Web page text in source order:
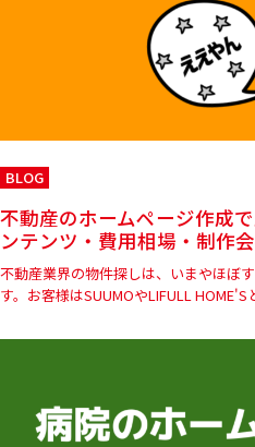
BLOG
不動産のホームページ作成
ンテンツ・費用相場・制作
不動産業界の物件探しは、いまやほぼ
す。お客様はSUUMOやLIFULL